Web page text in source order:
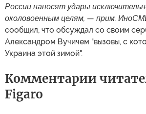
России наносят удары
околовоенным целям, — прим.
сообщил, что обсуждал со своим
Александром Вучичем "вызовы, с
Украина этой зимой".
Комментарии
Figaro